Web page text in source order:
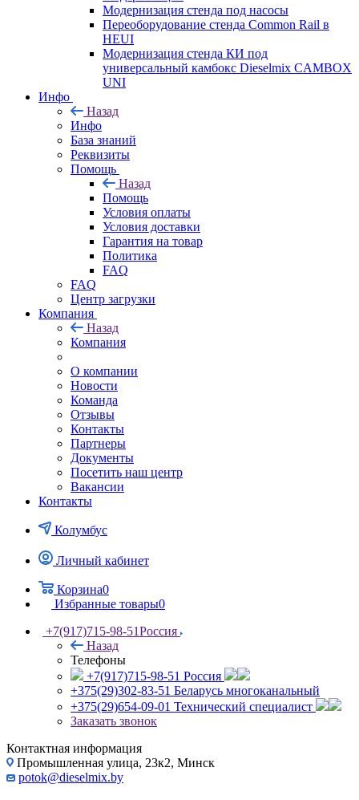
Модернизация стенда под насосы
Переоборудование стенда Common Rail в
HEUI
Модернизация стенда КИ под
универсальный камбокс Dieselmix CAMBOX
UNI
Инфо
Назад
Инфо
База знаний
Реквизиты
Помощь
Назад
Помощь
Условия оплаты
Условия доставки
Гарантия на товар
Политика
FAQ
FAQ
Центр загрузки
Компания
Назад
Компания
О компании
Новости
Команда
Отзывы
Контакты
Партнеры
Документы
Посетить наш центр
Вакансии
Контакты
Колумбус
Личный кабинет
Корзина0
Избранные товары0
+7(917)715-98-51Россия
Назад
Телефоны
+7(917)715-98-51 Россия
+375(29)302-83-51 Беларусь многоканальный
+375(29)654-09-01 Технический специалист
Заказать звонок
Контактная информация
Промышленная улица, 23к2, Минск
potok@dieselmix.by